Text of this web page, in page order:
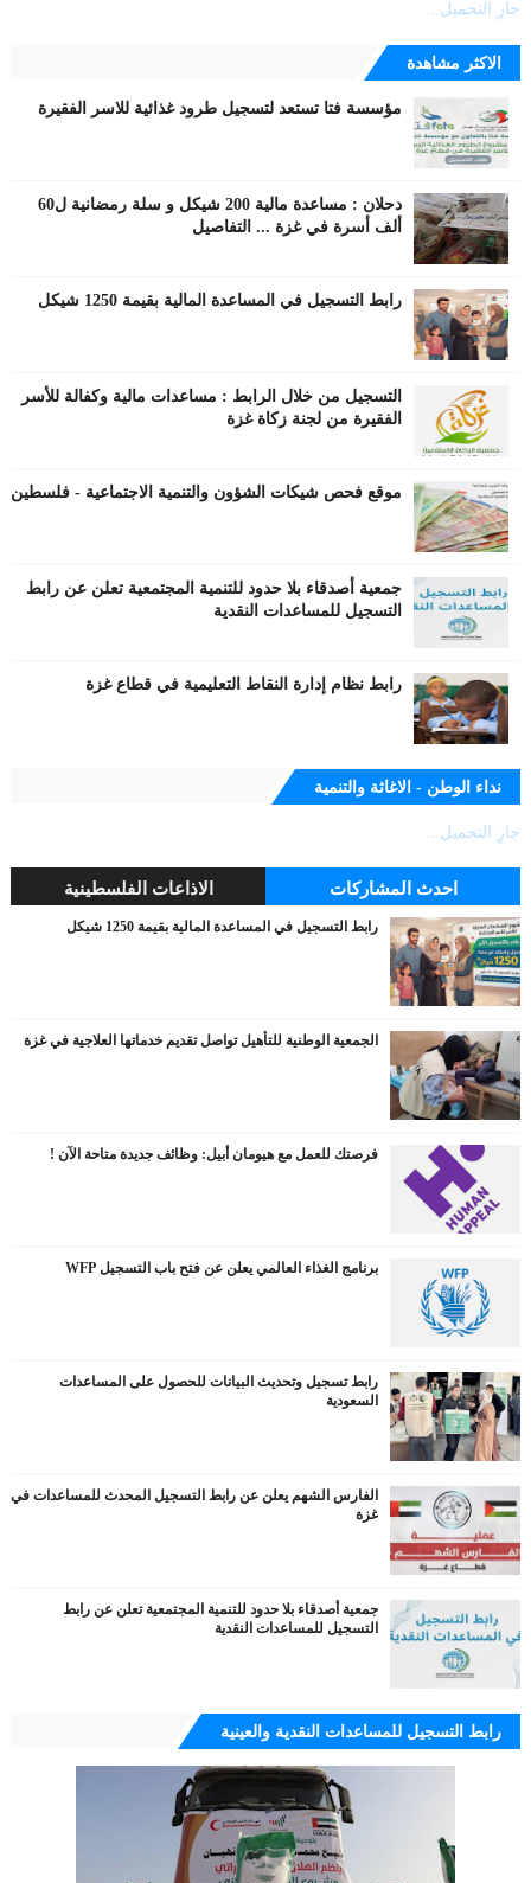
جارٍ التحميل...
الاكثر مشاهدة
مؤسسة فتا تستعد لتسجيل طرود غذائية للاسر الفقيرة
دحلان : مساعدة مالية 200 شيكل و سلة رمضانية ل60
ألف أسرة في غزة ... التفاصيل
رابط التسجيل في المساعدة المالية بقيمة 1250 شيكل
التسجيل من خلال الرابط : مساعدات مالية وكفالة للأسر
الفقيرة من لجنة زكاة غزة
موقع فحص شيكات الشؤون والتنمية الاجتماعية - فلسطين
جمعية أصدقاء بلا حدود للتنمية المجتمعية تعلن عن رابط
التسجيل للمساعدات النقدية
رابط نظام إدارة النقاط التعليمية في قطاع غزة
نداء الوطن - الاغاثة والتنمية
جارٍ التحميل...
احدث المشاركات الاذاعات الفلسطينية
رابط التسجيل في المساعدة المالية بقيمة 1250 شيكل
الجمعية الوطنية للتأهيل تواصل تقديم خدماتها العلاجية في غزة
فرصتك للعمل مع هيومان أبيل: وظائف جديدة متاحة الآن !
برنامج الغذاء العالمي يعلن عن فتح باب التسجيل WFP
رابط تسجيل وتحديث البيانات للحصول على المساعدات
السعودية
الفارس الشهم يعلن عن رابط التسجيل المحدث للمساعدات في
غزة
جمعية أصدقاء بلا حدود للتنمية المجتمعية تعلن عن رابط
التسجيل للمساعدات النقدية
رابط التسجيل للمساعدات النقدية والعينية